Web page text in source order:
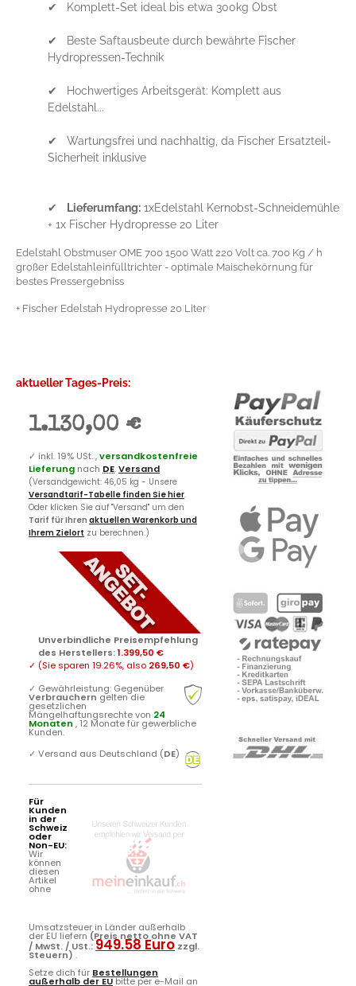
✔ Komplett-Set ideal bis etwa 300kg Obst
✔ Beste Saftausbeute durch bewährte Fischer
Hydropressen-Technik
✔ Hochwertiges Arbeitsgerät: Komplett aus
Edelstahl...
✔ Wartungsfrei und nachhaltig, da Fischer Ersatzteil-
Sicherheit inklusive
✔ Lieferumfang: 1xEdelstahl Kernobst-Schneidemühle
+ 1x Fischer Hydropresse 20 Liter
Edelstahl Obstmuser OME 700 1500 Watt 220 Volt ca. 700 Kg / h
großer Edelstahleinfülltrichter - optimale Maischekörnung für
bestes Pressergebniss
+ Fischer Edelstah Hydropresse 20 Liter
aktueller Tages-Preis:
1.130,00 €
✓ inkl. 19% USt. ,versandkostenfreie
Lieferung nach DE.Versand
(Versandgewicht: 46,05 kg - Unsere
Versandtarif-Tabelle finden Sie hier.
Oder klicken Sie auf "Versand" um den
Tarif für Ihren aktuellen Warenkorb und
Ihrem Zielort zu berechnen.)
Unverbindliche Preisempfehlung
des Herstellers:1.399,50 €
✓ (Sie sparen 19.26%, also 269,50 €)
✓ Gewährleistung: Gegenüber
Verbrauchern gelten die
gesetzlichen
Mängelhaftungsrechte von 24
Monaten , 12 Monate für gewerbliche
Kunden.
✓ Versand aus Deutschland (DE)
Für
Kunden
in der
Schweiz
oder
Non-EU:
Wir
können
diesen
Artikel
ohne
Umsatzsteuer in Länder außerhalb
der EU liefern (Preis netto ohne VAT
/ MwSt. / USt.:949.58 Euro zzgl.
Steuern) .
Setze dich für Bestellungen
außerhalb der EUbitte per e-Mail an